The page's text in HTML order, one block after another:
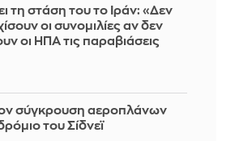
τη στάση του το Ιράν: «Δεν
οι συνομιλίες αν δεν
οι ΗΠΑ τις παραβιάσεις
σύγκρουση αεροπλάνων
του Σίδνεϊ